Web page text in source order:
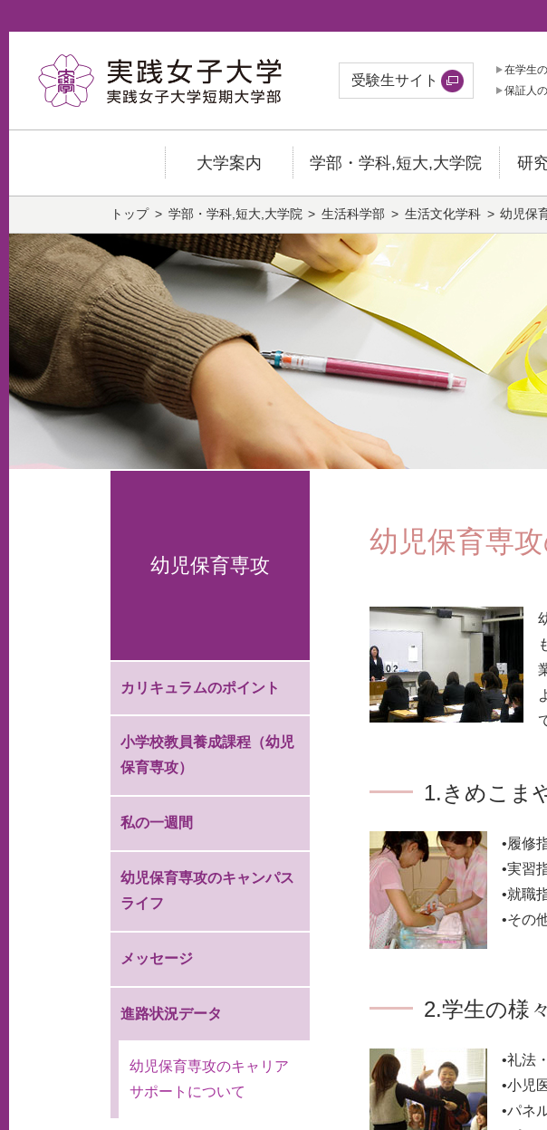
受験生サイト
在学生
保証人
大学案内 学部・学科,短大,大学院 研
トップ 学部・学科,短大,大学院 生活科学部 生活文化学科 幼児保
幼児保育専攻
カリキュラムのポイント
小学校教員養成課程（幼児
保育専攻）
私の一週間
幼児保育専攻のキャンパス
ライフ
メッセージ
進路状況データ
幼児保育専攻のキャリア
サポートについて
幼児保育専
1.きめこま
•履修
•実習
•就職
•その
2.学生の様
•礼法
•小児
•パネ